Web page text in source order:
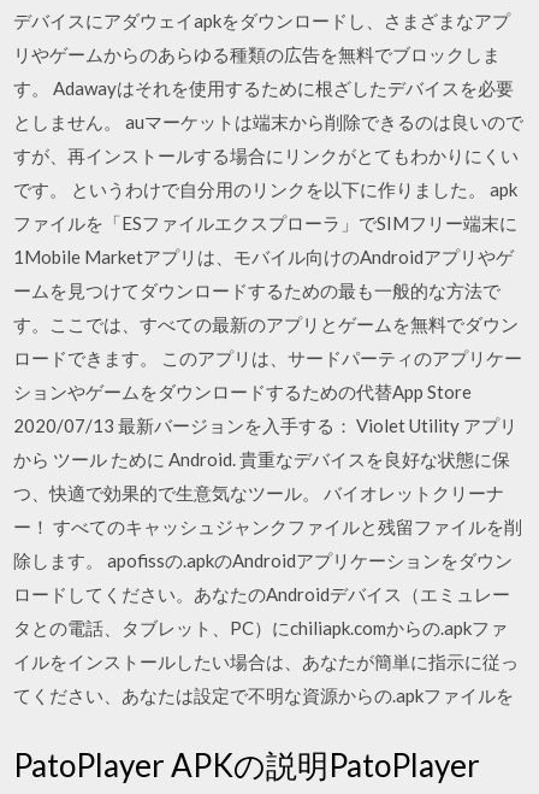
デバイスにアダウェイapkをダウンロードし、さまざまなアプ
リやゲームからのあらゆる種類の広告を無料でブロックしま
す。 Adawayはそれを使用するために根ざしたデバイスを必要
としません。 auマーケットは端末から削除できるのは良いので
すが、再インストールする場合にリンクがとてもわかりにくい
です。 というわけで自分用のリンクを以下に作りました。 apk
ファイルを「ESファイルエクスプローラ」でSIMフリー端末に
1Mobile Marketアプリは、モバイル向けのAndroidアプリやゲ
ームを見つけてダウンロードするための最も一般的な方法で
す。ここでは、すべての最新のアプリとゲームを無料でダウン
ロードできます。 このアプリは、サードパーティのアプリケー
ションやゲームをダウンロードするための代替App Store
2020/07/13 最新バージョンを入手する： Violet Utility アプリ
から ツール ために Android. 貴重なデバイスを良好な状態に保
つ、快適で効果的で生意気なツール。 バイオレットクリーナ
ー！ すべてのキャッシュジャンクファイルと残留ファイルを削
除します。 apofissの.apkのAndroidアプリケーションをダウン
ロードしてください。あなたのAndroidデバイス（エミュレー
タとの電話、タブレット、PC）にchiliapk.comからの.apkファ
イルをインストールしたい場合は、あなたが簡単に指示に従っ
てください、あなたは設定で不明な資源からの.apkファイルを
PatoPlayer APKの説明PatoPlayer